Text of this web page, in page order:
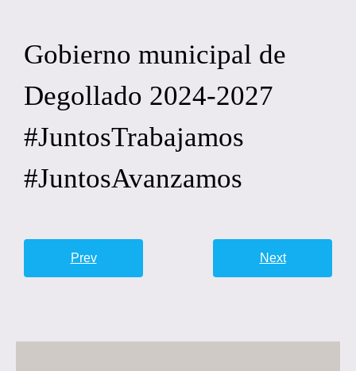
Gobierno municipal de
Degollado 2024-2027
#JuntosTrabajamos
#JuntosAvanzamos
Prev Next